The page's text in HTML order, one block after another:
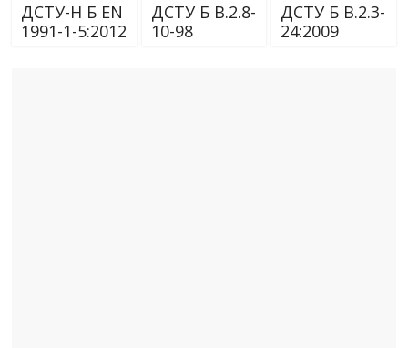
ДСТУ-Н Б EN
1991-1-5:2012
ДСТУ Б В.2.8-
10-98
ДСТУ Б В.2.3-
24:2009